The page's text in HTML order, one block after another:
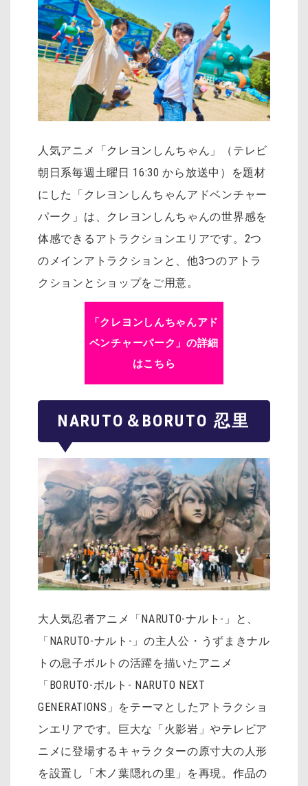
人気アニメ「クレヨンしんちゃん」（テレビ
朝日系毎週土曜日 16:30 から放送中）を題材
にした「クレヨンしんちゃんアドベンチャー
パーク」は、クレヨンしんちゃんの世界感を
体感できるアトラクションエリアです。2つ
のメインアトラクションと、他3つのアトラ
クションとショップをご用意。
「クレヨンしんちゃんアド
ベンチャーパーク」の詳細
はこちら
NARUTO＆BORUTO 忍里
大人気忍者アニメ「NARUTO-ナルト-」と、
「NARUTO-ナルト-」の主人公・うずまきナル
トの息子ボルトの活躍を描いたアニメ
「BORUTO-ボルト- NARUTO NEXT
GENERATIONS」をテーマとしたアトラクショ
ンエリアです。巨大な「火影岩」やテレビア
ニメに登場するキャラクターの原寸大の人形
を設置し「木ノ葉隠れの里」を再現。作品の